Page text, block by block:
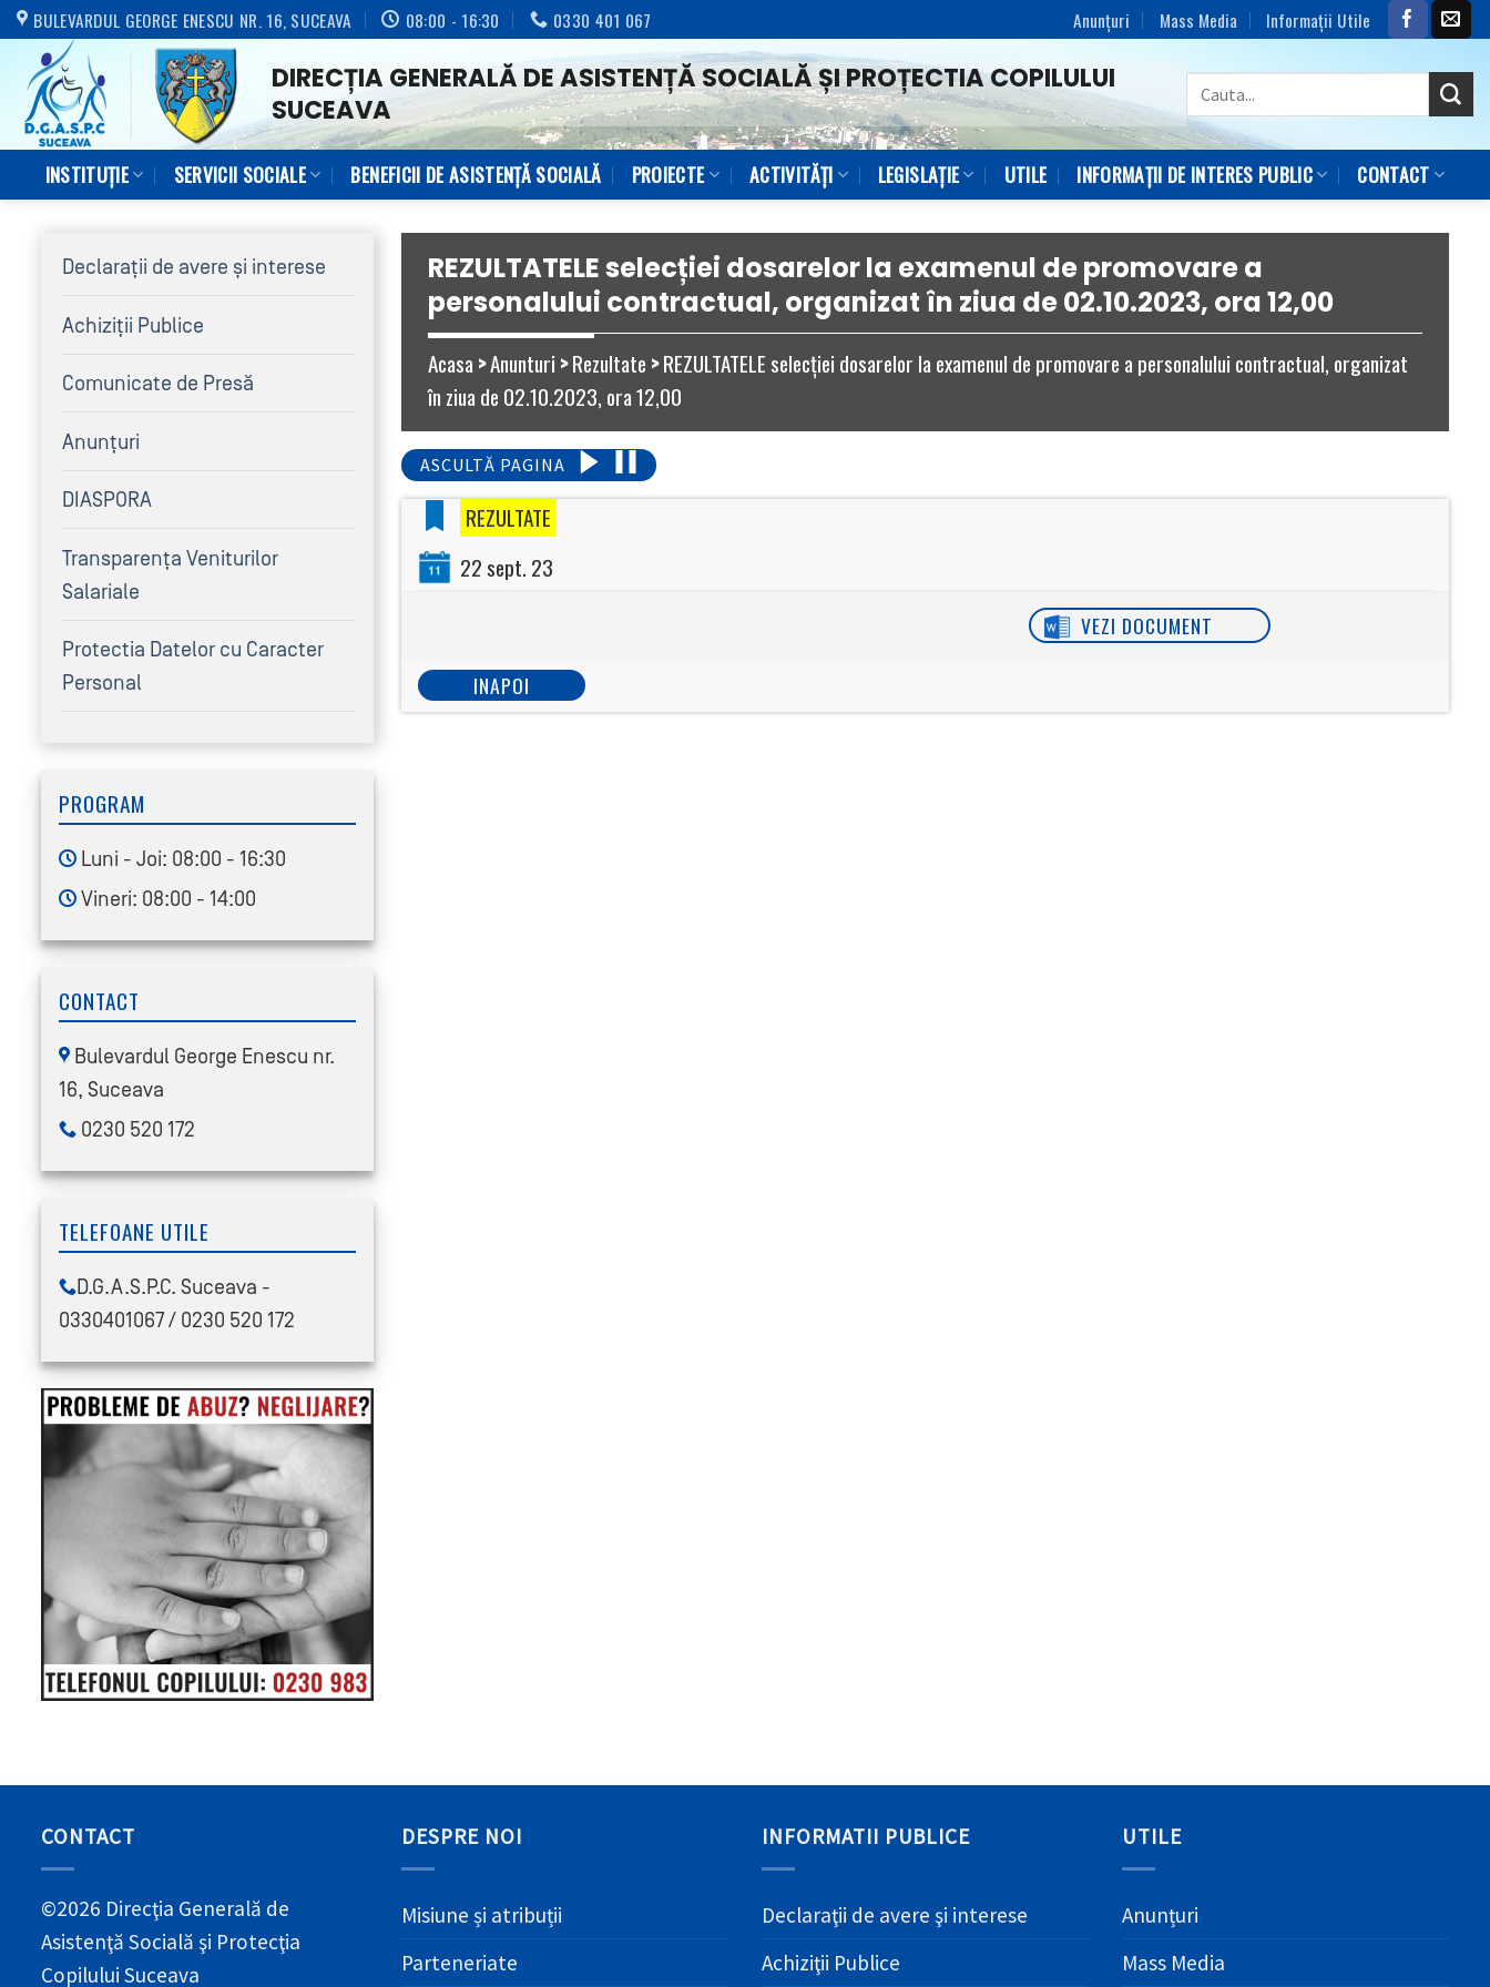
Skip
content
BULEVARDUL GEORGE ENESCU NR. 16, SUCEAVA 08:00 - 16:30 0330 401 067 Anunțuri Mass Media Informaţii Utile
DIRECȚIA GENERALĂ DE ASISTENȚĂ SOCIALĂ ȘI PROȚECTIA COPILULUI
SUCEAVA
INSTITUȚIE SERVICII SOCIALE BENEFICII DE ASISTENŢĂ SOCIALĂ PROIECTE ACTIVITĂȚI LEGISLAȚIE UTILE INFORMAȚII DE INTERES PUBLIC CONTACT
REZULTATELE selecției dosarelor la examenul de promovare a
personalului contractual, organizat în ziua de 02.10.2023, ora 12,00
Acasa>Anunturi >Rezultate >REZULTATELE selecției dosarelor la examenul de promovare a personalului contractual, organizat
în ziua de 02.10.2023, ora 12,00
ASCULTĂ PAGINA
REZULTATE
22 sept. 23
VEZI DOCUMENT
INAPOI
Declaraţii de avere şi interese
Achiziţii Publice
Comunicate de Presă
Anunțuri
DIASPORA
Transparența Veniturilor
Salariale
Protectia Datelor cu Caracter
Personal
PROGRAM
Luni - Joi: 08:00 - 16:30
Vineri: 08:00 - 14:00
CONTACT
Bulevardul George Enescu nr.
16, Suceava
0230 520 172
TELEFOANE UTILE
D.G.A.S.P.C. Suceava -
0330401067 / 0230 520 172
CONTACT
©2026 Direcţia Generală de
Asistenţă Socială şi Protecţia
Copilului Suceava
DESPRE NOI
Misiune și atribuții
Parteneriate
INFORMATII PUBLICE
Declaraţii de avere şi interese
Achiziţii Publice
UTILE
Anunțuri
Mass Media